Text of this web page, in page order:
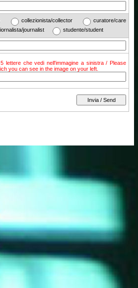
collezionista/collector
curatore/care
journalist studente/student
lettere che vedi nell'immagine a sinistra / Please
you can see in the image on your left.